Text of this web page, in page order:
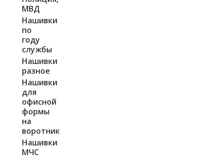
МВД
Нашивки
по
году
службы
Нашивки
разное
Нашивки
для
офисной
формы
на
воротник
Нашивки
МЧС